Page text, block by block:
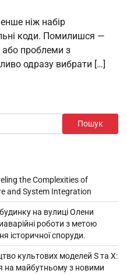
ніж набір
коди. Помилишся —
проблеми з
одразу вибрати […]
Пошук
the Complexities of
and System Integration
на вулиці Олени
роботи з метою
історичної споруди.
культових моделей S та X:
на майбутньому з новими